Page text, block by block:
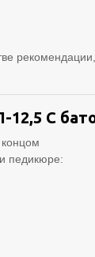
12,5 С
педикюре: